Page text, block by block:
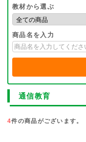
教材から選ぶ
商品名を入力
通信教育
4件の商品がございます。